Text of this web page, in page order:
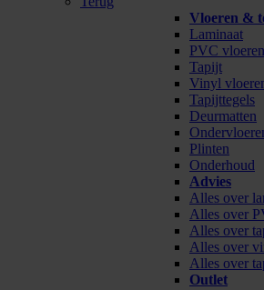
Vloeren &
Laminaat
PVC vloeren
Tapijt
Vinyl
Tapijttegels
Deurmatten
Plinten
Onderhoud
Advies
Alles over
Alles over
Alles over
Alles over
Alles over
Outlet